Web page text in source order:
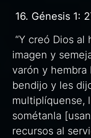
16. Génesis 1:
“Y creó Dios al
imagen y
varón y hembra
bendijo y les
multiplíquense,
sométanla
recursos al